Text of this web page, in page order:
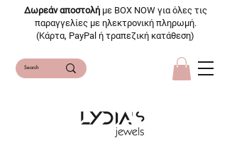
Δωρεάν αποστολή με BOX NOW για όλες τις
παραγγελίες με ηλεκτρονική πληρωμή.
(Κάρτα, PayPal ή τραπεζική κατάθεση)